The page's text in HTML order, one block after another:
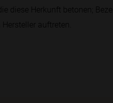
diese Herkunft betonen;
auftreten.